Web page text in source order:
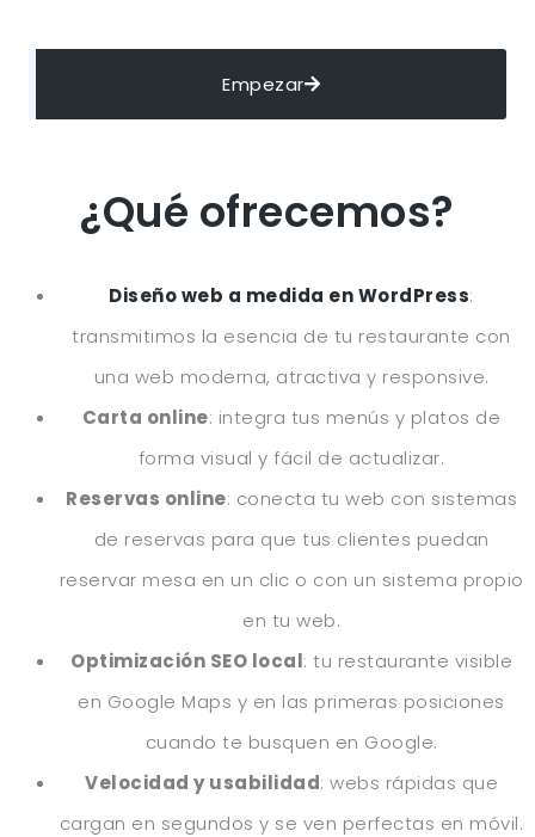
Empezar
¿Qué ofrecemos?
Diseño web a medida en WordPress:
transmitimos la esencia de tu restaurante con
una web moderna, atractiva y responsive.
Carta online: integra tus menús y platos de
forma visual y fácil de actualizar.
Reservas online: conecta tu web con sistemas
de reservas para que tus clientes puedan
reservar mesa en un clic o con un sistema propio
en tu web.
Optimización SEO local: tu restaurante visible
en Google Maps y en las primeras posiciones
cuando te busquen en Google.
Velocidad y usabilidad: webs rápidas que
cargan en segundos y se ven perfectas en móvil.